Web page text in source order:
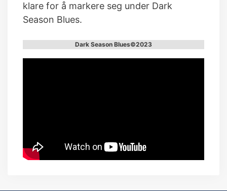
klare for å markere seg under Dark
Season Blues.
Dark Season Blues©2023